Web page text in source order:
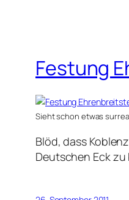
Festung
Sieht schon etwas
Blöd, dass
Deutschen Eck